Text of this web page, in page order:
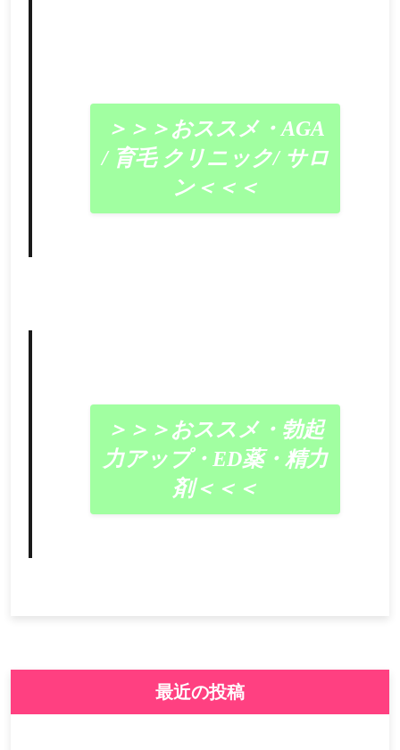
＞＞＞おススメ・AGA
/ 育毛 クリニック/ サロ
ン＜＜＜
＞＞＞おススメ・勃起
力アップ・ED薬・精力
剤＜＜＜
最近の投稿